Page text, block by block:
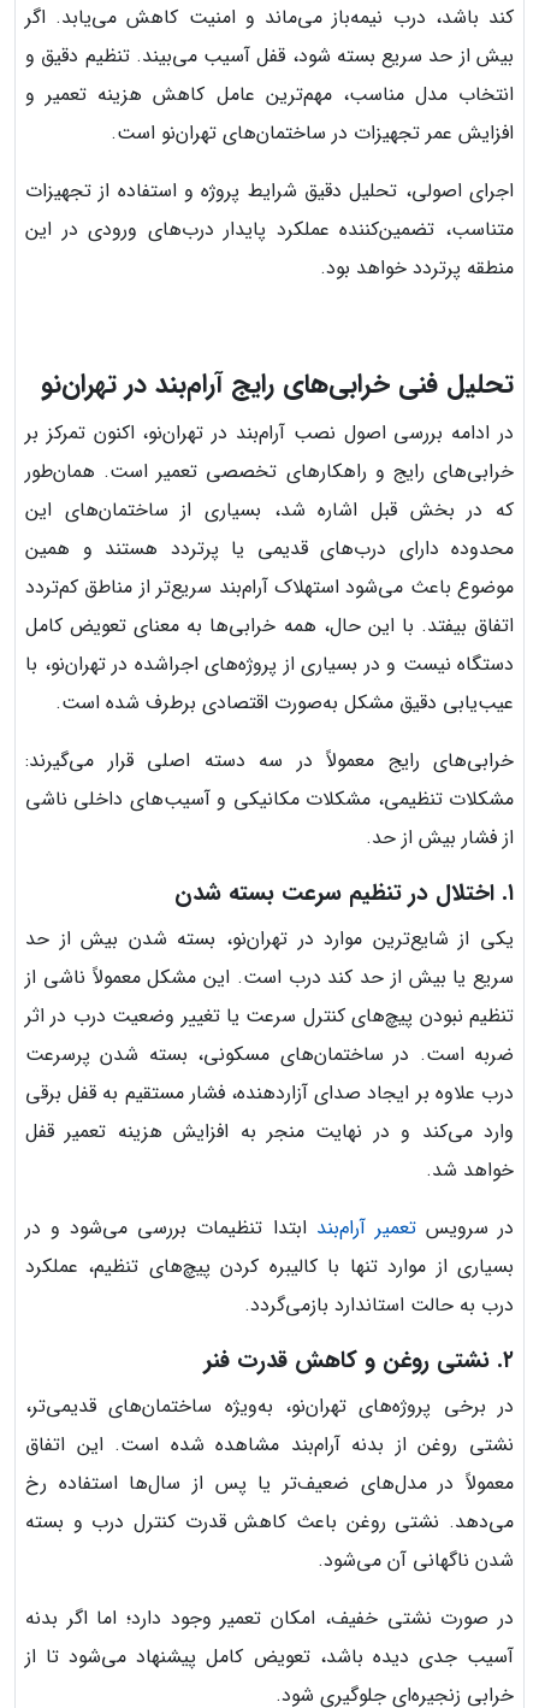
کند باشد، درب نیمه‌باز می‌ماند و امنیت کاهش می‌یابد. اگر
بیش از حد سریع بسته شود، قفل آسیب می‌بیند. تنظیم دقیق و
انتخاب مدل مناسب، مهم‌ترین عامل کاهش هزینه تعمیر و
افزایش عمر تجهیزات در ساختمان‌های تهران‌نو است.
اجرای اصولی، تحلیل دقیق شرایط پروژه و استفاده از تجهیزات
متناسب، تضمین‌کننده عملکرد پایدار درب‌های ورودی در این
منطقه پرتردد خواهد بود.
تحلیل فنی خرابی‌های رایج آرام‌بند در تهران‌نو
در ادامه بررسی اصول نصب آرام‌بند در تهران‌نو، اکنون تمرکز بر
خرابی‌های رایج و راهکارهای تخصصی تعمیر است. همان‌طور
که در بخش قبل اشاره شد، بسیاری از ساختمان‌های این
محدوده دارای درب‌های قدیمی یا پرتردد هستند و همین
موضوع باعث می‌شود استهلاک آرام‌بند سریع‌تر از مناطق کم‌تردد
اتفاق بیفتد. با این حال، همه خرابی‌ها به معنای تعویض کامل
دستگاه نیست و در بسیاری از پروژه‌های اجراشده در تهران‌نو، با
عیب‌یابی دقیق مشکل به‌صورت اقتصادی برطرف شده است.
خرابی‌های رایج معمولاً در سه دسته اصلی قرار می‌گیرند:
مشکلات تنظیمی، مشکلات مکانیکی و آسیب‌های داخلی ناشی
از فشار بیش از حد.
۱. اختلال در تنظیم سرعت بسته شدن
یکی از شایع‌ترین موارد در تهران‌نو، بسته شدن بیش از حد
سریع یا بیش از حد کند درب است. این مشکل معمولاً ناشی از
تنظیم نبودن پیچ‌های کنترل سرعت یا تغییر وضعیت درب در اثر
ضربه است. در ساختمان‌های مسکونی، بسته شدن پرسرعت
درب علاوه بر ایجاد صدای آزاردهنده، فشار مستقیم به قفل برقی
وارد می‌کند و در نهایت منجر به افزایش هزینه تعمیر قفل
خواهد شد.
در سرویستعمیر آرام‌بند ابتدا تنظیمات بررسی می‌شود و در
بسیاری از موارد تنها با کالیبره کردن پیچ‌های تنظیم، عملکرد
درب به حالت استاندارد بازمی‌گردد.
۲. نشتی روغن و کاهش قدرت فنر
در برخی پروژه‌های تهران‌نو، به‌ویژه ساختمان‌های قدیمی‌تر،
نشتی روغن از بدنه آرام‌بند مشاهده شده است. این اتفاق
معمولاً در مدل‌های ضعیف‌تر یا پس از سال‌ها استفاده رخ
می‌دهد. نشتی روغن باعث کاهش قدرت کنترل درب و بسته
شدن ناگهانی آن می‌شود.
در صورت نشتی خفیف، امکان تعمیر وجود دارد؛ اما اگر بدنه
آسیب جدی دیده باشد، تعویض کامل پیشنهاد می‌شود تا از
خرابی زنجیره‌ای جلوگیری شود.